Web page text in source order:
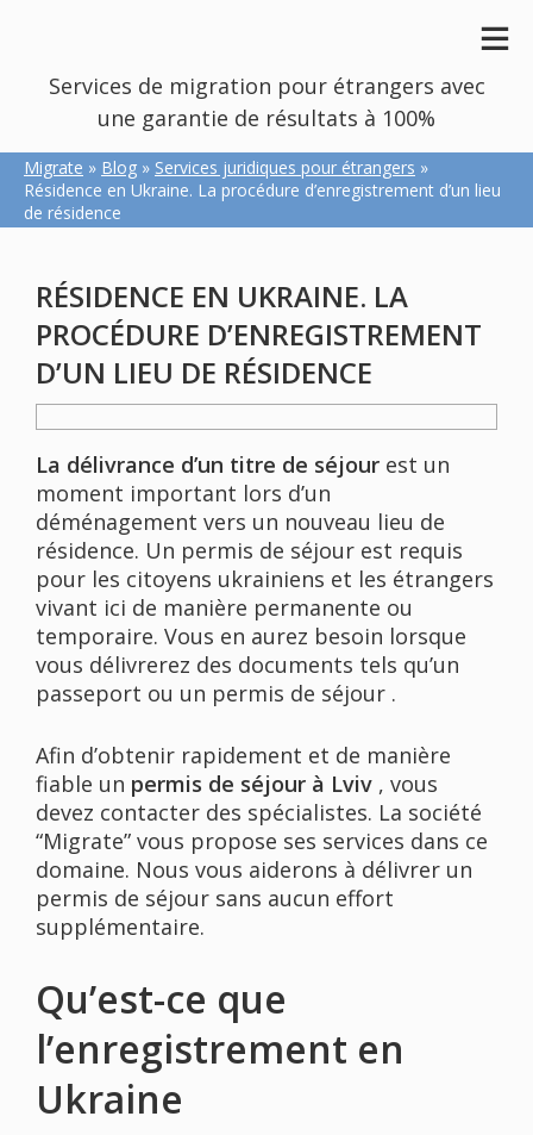
Services de migration pour étrangers avec
une garantie de résultats à 100%
Migrate » Blog » Services juridiques pour étrangers »
Résidence en Ukraine. La procédure d’enregistrement d’un lieu
de résidence
RÉSIDENCE EN UKRAINE. LA
PROCÉDURE D’ENREGISTREMENT
D’UN LIEU DE RÉSIDENCE
La délivrance d’un titre de séjour est un
moment important lors d’un
déménagement vers un nouveau lieu de
résidence. Un permis de séjour est requis
pour les citoyens ukrainiens et les étrangers
vivant ici de manière permanente ou
temporaire. Vous en aurez besoin lorsque
vous délivrerez des documents tels qu’un
passeport ou un permis de séjour .
Afin d’obtenir rapidement et de manière
fiable un permis de séjour à Lviv , vous
devez contacter des spécialistes. La société
“Migrate” vous propose ses services dans ce
domaine. Nous vous aiderons à délivrer un
permis de séjour sans aucun effort
supplémentaire.
Qu’est-ce que
l’enregistrement en
Ukraine